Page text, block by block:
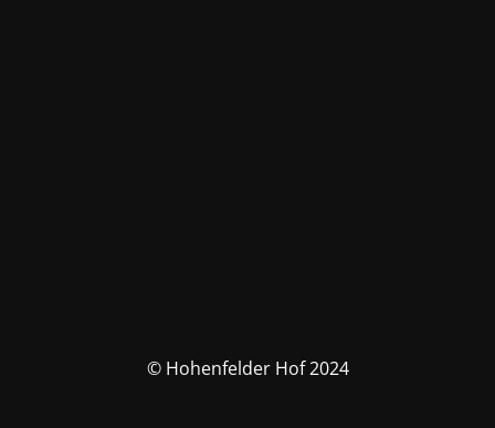
© Hohenfelder Hof 2024